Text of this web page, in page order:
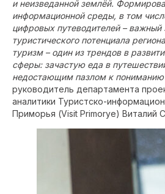
и неизведанной землёй.
информационной среды, в том
цифровых путеводителей –
туристического потенциала
туризм – один из трендов в
сферы: зачастую еда в
недостающим пазлом к пониманию
руководитель департамента
аналитики Туристско-
Приморья (Visit Primorye) Виталий